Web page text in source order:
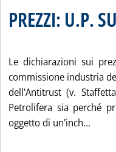
PREZZI: U.P.
Le dichiarazioni sui
commissione industria
dell'Antitrust (v.
Petrolifera sia perché
oggetto di un'inch...